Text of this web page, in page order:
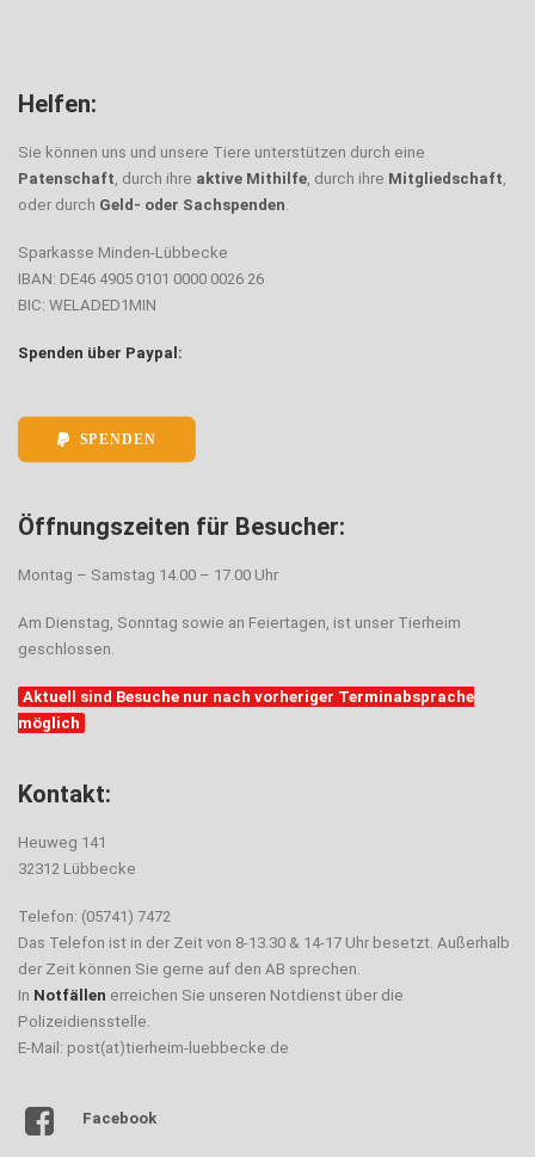
Helfen:
Sie können uns und unsere Tiere unterstützen durch eine
Patenschaft, durch ihre aktive Mithilfe, durch ihre Mitgliedschaft,
oder durch Geld- oder Sachspenden.
Sparkasse Minden-Lübbecke
IBAN: DE46 4905 0101 0000 0026 26
BIC: WELADED1MIN
Spenden über Paypal:
SPENDEN
Öffnungszeiten für Besucher:
Montag – Samstag 14.00 – 17.00 Uhr
Am Dienstag, Sonntag sowie an Feiertagen, ist unser Tierheim
geschlossen.
Aktuell sind Besuche nur nach vorheriger Terminabsprache
möglich
Kontakt:
Heuweg 141
32312 Lübbecke
Telefon: (05741) 7472
Das Telefon ist in der Zeit von 8-13.30 & 14-17 Uhr besetzt. Außerhalb
der Zeit können Sie gerne auf den AB sprechen.
In Notfällen erreichen Sie unseren Notdienst über die
Polizeidiensstelle.
E-Mail: post(at)tierheim-luebbecke.de
Facebook